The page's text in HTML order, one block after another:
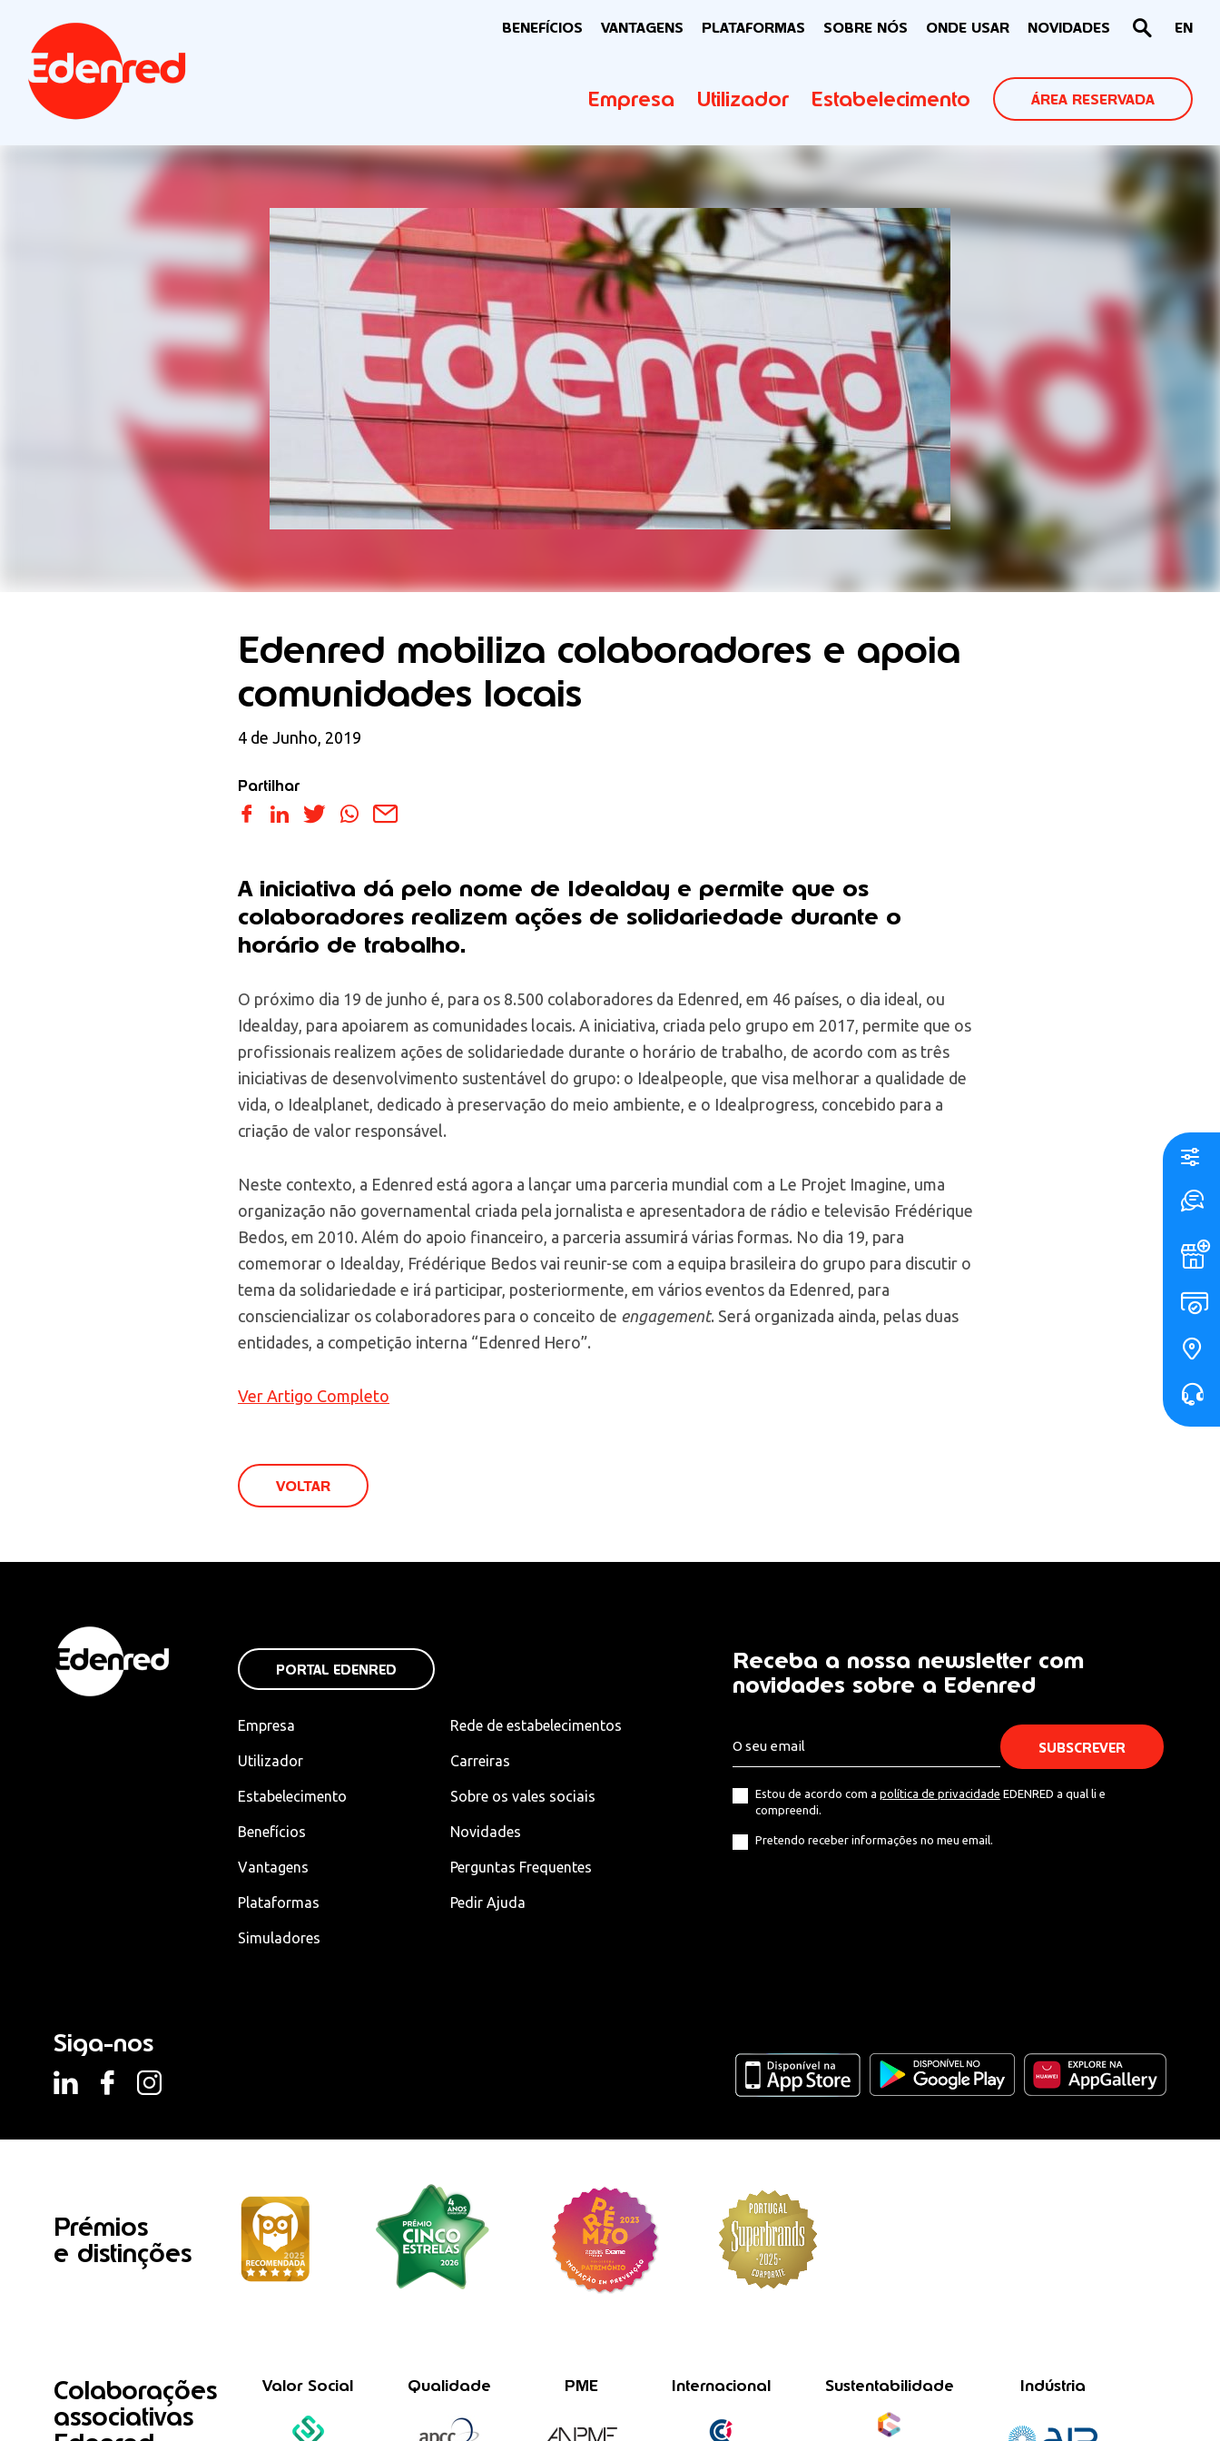
BENEFÍCIOS VANTAGENS PLATAFORMAS SOBRE NÓS ONDE USAR NOVIDADES EN
Empresa Utilizador Estabelecimento ÁREA RESERVADA
Edenred mobiliza colaboradores e apoia
comunidades locais
4 de Junho, 2019
Partilhar
A iniciativa dá pelo nome de Idealday e permite que os
colaboradores realizem ações de solidariedade durante o
horário de trabalho.
O próximo dia 19 de junho é, para os 8.500 colaboradores da Edenred, em 46 países, o dia ideal, ou
Idealday, para apoiarem as comunidades locais. A iniciativa, criada pelo grupo em 2017, permite que os
profissionais realizem ações de solidariedade durante o horário de trabalho, de acordo com as três
iniciativas de desenvolvimento sustentável do grupo: o Idealpeople, que visa melhorar a qualidade de
vida, o Idealplanet, dedicado à preservação do meio ambiente, e o Idealprogress, concebido para a
criação de valor responsável.
Neste contexto, a Edenred está agora a lançar uma parceria mundial com a Le Projet Imagine, uma
organização não governamental criada pela jornalista e apresentadora de rádio e televisão Frédérique
Bedos, em 2010. Além do apoio financeiro, a parceria assumirá várias formas. No dia 19, para
comemorar o Idealday, Frédérique Bedos vai reunir-se com a equipa brasileira do grupo para discutir o
tema da solidariedade e irá participar, posteriormente, em vários eventos da Edenred, para
consciencializar os colaboradores para o conceito de engagement. Será organizada ainda, pelas duas
entidades, a competição interna “Edenred Hero”.
Ver Artigo Completo
VOLTAR
PORTAL EDENRED
Empresa
Utilizador
Estabelecimento
Benefícios
Vantagens
Plataformas
Simuladores
Rede de estabelecimentos
Carreiras
Sobre os vales sociais
Novidades
Perguntas Frequentes
Pedir Ajuda
Receba a nossa newsletter com
novidades sobre a Edenred
Estou de acordo com a política de privacidade EDENRED a qual li e
compreendi.
Pretendo receber informações no meu email.
Siga-nos
Prémios
e distinções
Colaborações
associativas
Valor Social Qualidade PME Internacional Sustentabilidade Indústria